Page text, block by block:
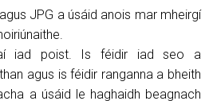
JPG a úsáid anois mar mheirgí
iad poist. Is féidir iad seo a
agus is féidir ranganna a bheith
a úsáid le haghaidh beagnach